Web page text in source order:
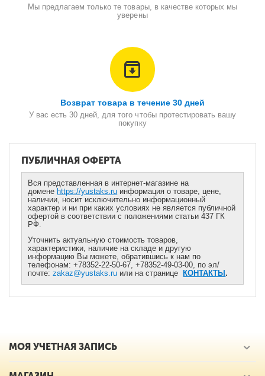
Мы предлагаем только те товары, в качестве которых мы
уверены
Возврат товара в течение 30 дней
У вас есть 30 дней, для того чтобы протестировать вашу
покупку
ПУБЛИЧНАЯ ОФЕРТА
Вся представленная в интернет-магазине на
домене https://yustaks.ru информация о товаре, цене,
наличии, носит исключительно информационный
характер и ни при каких условиях не является публичной
офертой в соответствии с положениями статьи 437 ГК
РФ.
Уточнить актуальную стоимость товаров,
характеристики, наличие на складе и другую
информацию Вы можете, обратившись к нам по
телефонам: +78352-22-50-67, +78352-49-03-00, по эл/
почте:zakaz@yustaks.ru или на странице КОНТАКТЫ.
МОЯ УЧЕТНАЯ ЗАПИСЬ